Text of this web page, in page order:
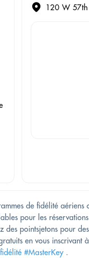
120 W
de fidélité aériens
pour les réservations
des pointsjetons pour des
en vous inscrivant à
#MasterKey .